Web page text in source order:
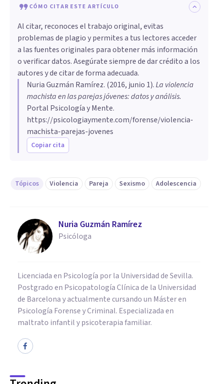
CÓMO CITAR ESTE ARTÍCULO
Al citar, reconoces el trabajo original, evitas
problemas de plagio y permites a tus lectores acceder
a las fuentes originales para obtener más información
o verificar datos. Asegúrate siempre de dar crédito a los
autores y de citar de forma adecuada.
Nuria Guzmán Ramírez. (2016, junio 1).La violencia
machista en las parejas jóvenes: datos y análisis.
Portal Psicología y Mente.
https://psicologiaymente.com/forense/violencia-
machista-parejas-jovenes
Copiar cita
Tópicos Violencia Pareja Sexismo Adolescencia
Nuria Guzmán Ramírez
Psicóloga
Licenciada en Psicología por la Universidad de Sevilla.
Postgrado en Psicopatología Clínica de la Universidad
de Barcelona y actualmente cursando un Máster en
Psicología Forense y Criminal. Especializada en
maltrato infantil y psicoterapia familiar.